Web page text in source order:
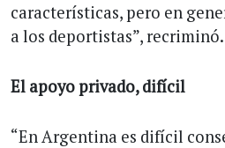
características, pero en
a los deportistas”, recriminó.
El apoyo privado, difícil
“En Argentina es difícil